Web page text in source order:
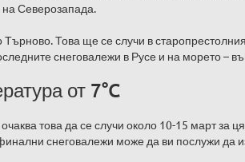
на Северозапада.
Това ще се случи в
снеговалежи в Русе и на морето –
от 7°C
това да се случи около 10-15 март за
снеговалежи може да ви послужи да